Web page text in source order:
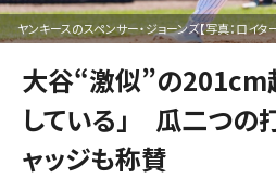
ヤンキースのスペンサー・ジョーンズ【写真：ロイタ
大谷“激似”の201cm
している」 瓜二つ
ャッジも称賛